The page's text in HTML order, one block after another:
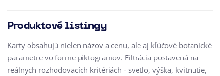
Produktové listingy
Karty obsahujú nielen názov a cenu, ale aj kľúčové botanické
parametre vo forme piktogramov. Filtrácia postavená na
reálnych rozhodovacích kritériách - svetlo, výška, kvitnutie,